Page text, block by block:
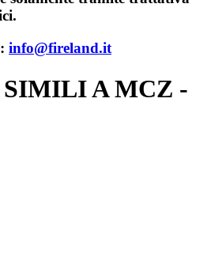
info@fireland.it
A MCZ -